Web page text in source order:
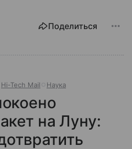
Поделиться
Hi-Tech Mail Наука
на Луну: